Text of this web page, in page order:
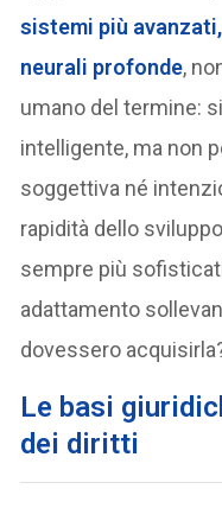
sistemi più
neurali profonde,
umano del termine:
intelligente, ma non
soggettiva né
rapidità dello
sempre più
adattamento
dovessero
Le basi
dei diritti